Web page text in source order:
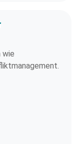
wie